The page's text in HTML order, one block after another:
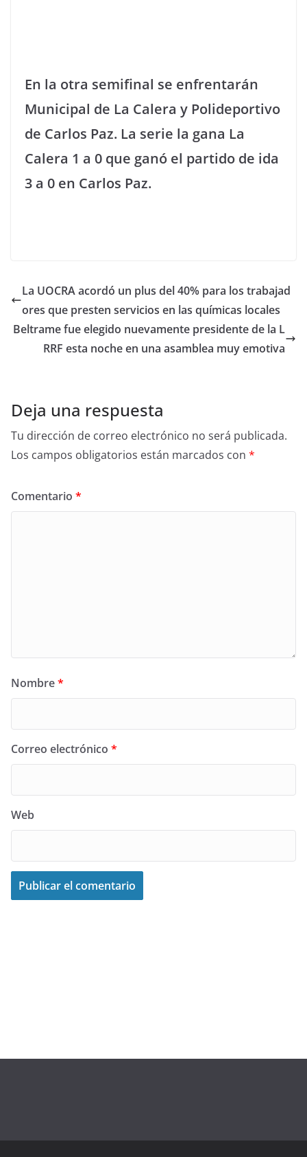
En la otra semifinal se enfrentarán
Municipal de La Calera y Polideportivo
de Carlos Paz. La serie la gana La
Calera 1 a 0 que ganó el partido de ida
3 a 0 en Carlos Paz.
La UOCRA acordó un plus del 40% para los trabajad
ores que presten servicios en las químicas locales
Beltrame fue elegido nuevamente presidente de la L
RRF esta noche en una asamblea muy emotiva
Deja una respuesta
Tu dirección de correo electrónico no será publicada.
Los campos obligatorios están marcados con *
Comentario *
Nombre*
Correo electrónico *
Web